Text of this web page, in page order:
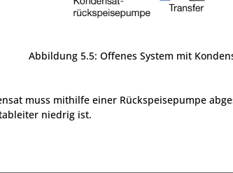
Abbildung 5.5: Offenes System mit
muss mithilfe einer Rückspeisepumpe
niedrig ist.